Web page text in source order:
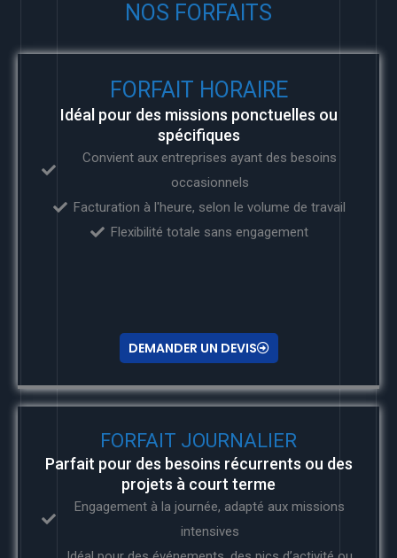
NOS FORFAITS
FORFAIT HORAIRE
Idéal pour des missions ponctuelles ou
spécifiques
Convient aux entreprises ayant des besoins
occasionnels
Facturation à l'heure, selon le volume de travail
Flexibilité totale sans engagement
DEMANDER UN DEVIS
FORFAIT JOURNALIER
Parfait pour des besoins récurrents ou des
projets à court terme
Engagement à la journée, adapté aux missions
intensives